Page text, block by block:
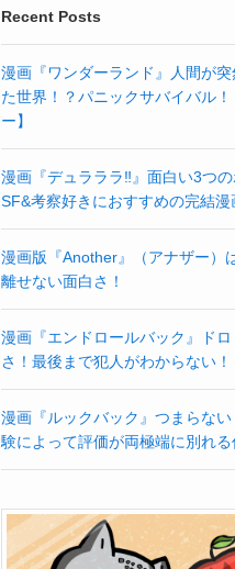
Recent Posts
漫画『ワンダーランド』人間が突
た世界！？パニックサバイバル！
ー】
漫画『デュラララ‼』面白い3つの
SF&考察好きにおすすめの完結漫
漫画版『Another』（アナザー）
離せない面白さ！
漫画『エンドロールバック』ドロ
さ！最後まで犯人がわからない！
漫画『ルックバック』つまらな
験によって評価が両極端に別れる